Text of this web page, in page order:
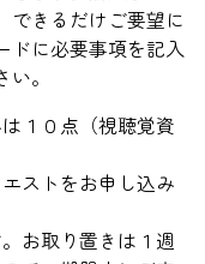
できるだけご要望に
ドに必要事項を記入
。
１０点（視聴覚資
ストをお申し込み
お取り置きは１週